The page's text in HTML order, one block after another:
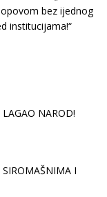
bez ijednog
institucijama!“
NAROD!
I